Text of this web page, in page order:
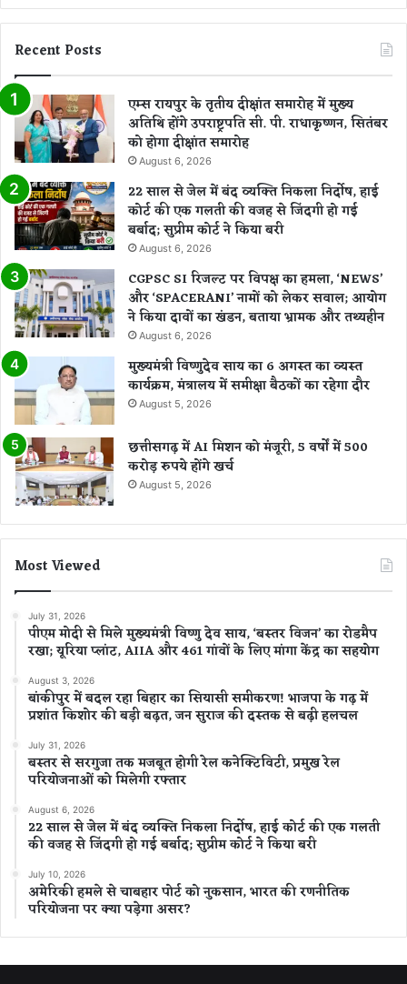
Recent Posts
एम्स रायपुर के तृतीय दीक्षांत समारोह में मुख्य
अतिथि होंगे उपराष्ट्रपति सी. पी. राधाकृष्णन, सितंबर
को होगा दीक्षांत समारोह
August 6, 2026
22 साल से जेल में बंद व्यक्ति निकला निर्दोष, हाई
कोर्ट की एक गलती की वजह से जिंदगी हो गई
बर्बाद; सुप्रीम कोर्ट ने किया बरी
August 6, 2026
CGPSC SI रिजल्ट पर विपक्ष का हमला, ‘NEWS’
और ‘SPACERANI’ नामों को लेकर सवाल; आयोग
ने किया दावों का खंडन, बताया भ्रामक और तथ्यहीन
August 6, 2026
मुख्यमंत्री विष्णुदेव साय का 6 अगस्त का व्यस्त
कार्यक्रम, मंत्रालय में समीक्षा बैठकों का रहेगा दौर
August 5, 2026
छत्तीसगढ़ में AI मिशन को मंजूरी, 5 वर्षों में 500
करोड़ रुपये होंगे खर्च
August 5, 2026
Most Viewed
July 31, 2026
पीएम मोदी से मिले मुख्यमंत्री विष्णु देव साय, ‘बस्तर विजन’ का रोडमैप
रखा; यूरिया प्लांट, AIIA और 461 गांवों के लिए मांगा केंद्र का सहयोग
August 3, 2026
बांकीपुर में बदल रहा बिहार का सियासी समीकरण! भाजपा के गढ़ में
प्रशांत किशोर की बड़ी बढ़त, जन सुराज की दस्तक से बढ़ी हलचल
July 31, 2026
बस्तर से सरगुजा तक मजबूत होगी रेल कनेक्टिविटी, प्रमुख रेल
परियोजनाओं को मिलेगी रफ्तार
August 6, 2026
22 साल से जेल में बंद व्यक्ति निकला निर्दोष, हाई कोर्ट की एक गलती
की वजह से जिंदगी हो गई बर्बाद; सुप्रीम कोर्ट ने किया बरी
July 10, 2026
अमेरिकी हमले से चाबहार पोर्ट को नुकसान, भारत की रणनीतिक
परियोजना पर क्या पड़ेगा असर?